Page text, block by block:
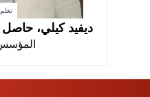
ديفيد كيلي،